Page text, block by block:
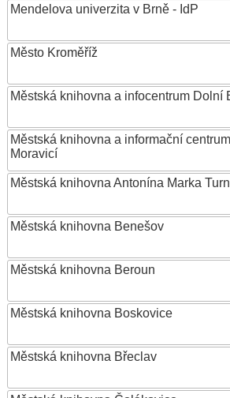
Mendelova univerzita v Brně - IdP
Město Kroměříž
Městská knihovna a infocentrum Dolní
Městská knihovna a informační
Moravicí
Městská knihovna Antonína Marka
Městská knihovna Benešov
Městská knihovna Beroun
Městská knihovna Boskovice
Městská knihovna Břeclav